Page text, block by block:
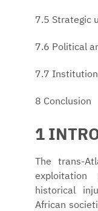
7.5 Strategic
7.6 Political
7.7
8 Conclusion
1
The trans-
exploitation
historical
African